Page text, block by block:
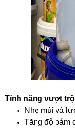
Tính năng vượt
Nhẹ mùi và
Tăng độ bám